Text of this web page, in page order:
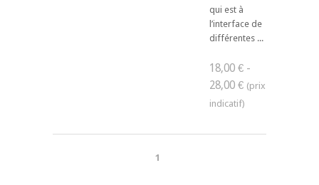
qui est à
l’interface de
différentes ...
18,00 € -
28,00 €
1